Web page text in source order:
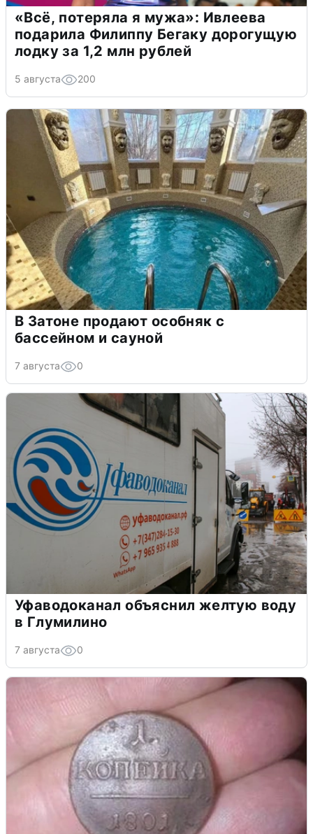
«Всё, потеряла я мужа»: Ивлеева
подарила Филиппу Бегаку дорогущую
лодку за 1,2 млн рублей
5 августа 200
В Затоне продают особняк с
бассейном и сауной
7 августа 0
Уфаводоканал объяснил желтую воду
в Глумилино
7 августа 0